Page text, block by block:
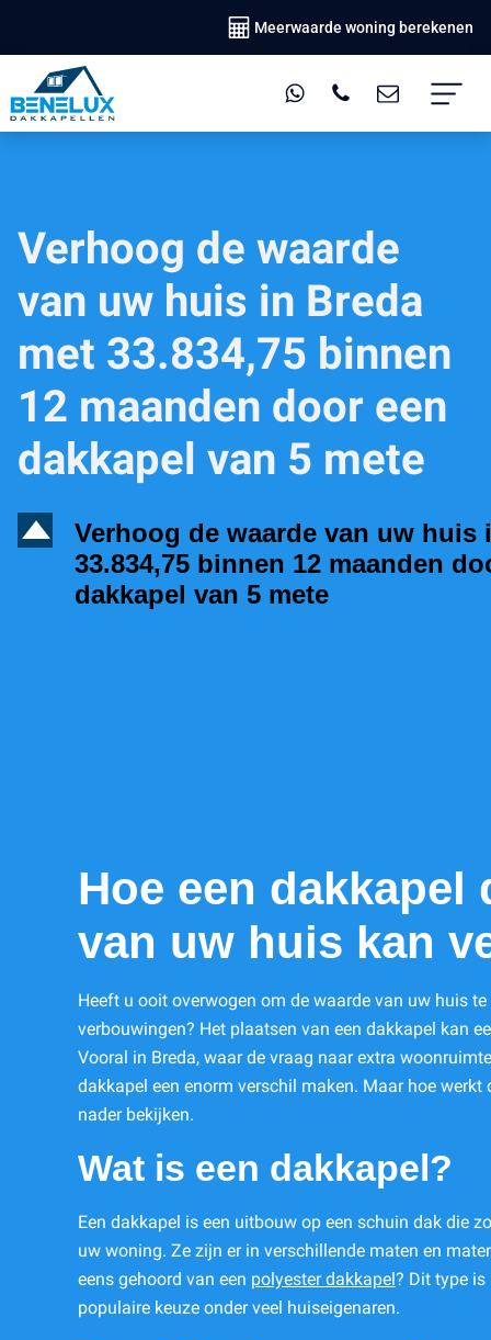
Meerwaarde woning berekenen
Verhoog de waarde
van uw huis in Breda
met 33.834,75 binnen
12 maanden door een
dakkapel van 5 mete
D
Verhoog de waarde van uw huis
33.834,75 binnen 12 maanden
dakkapel van 5 mete
Hoe een dakkapel
van uw huis kan
Heeft u ooit overwogen om de waarde van uw huis
verbouwingen? Het plaatsen van een dakkapel kan
Vooral in Breda, waar de vraag naar extra
dakkapel een enorm verschil maken. Maar hoe werkt
nader bekijken.
Wat is een dakkapel?
Een dakkapel is een uitbouw op een schuin dak die
uw woning. Ze zijn er in verschillende maten en
eens gehoord van een polyester dakkapel ? Dit type
populaire keuze onder veel huiseigenaren.